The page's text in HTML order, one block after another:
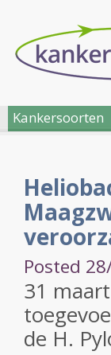
Kankersoorten
Posted
31
de H.